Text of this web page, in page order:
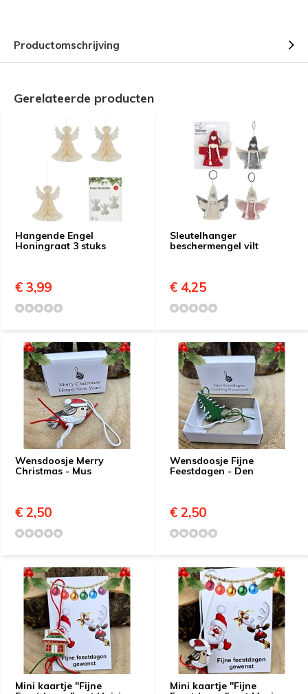
Productomschrijving
Gerelateerde producten
Hangende Engel
Honingraat 3 stuks
€ 3,99
Sleutelhanger
beschermengel vilt
€ 4,25
Wensdoosje Merry
Christmas - Mus
€ 2,50
Wensdoosje Fijne
Feestdagen - Den
€ 2,50
Mini kaartje "Fijne
Mini kaartje "Fijne